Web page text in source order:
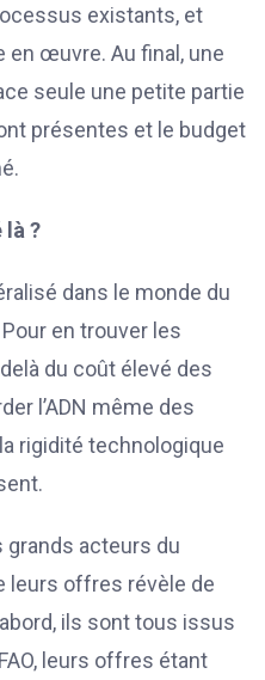
existants, et
en œuvre. Au final, une
seule une petite partie
présentes et le budget
là ?
dans le monde du
en trouver les
du coût élevé des
l’ADN même des
rigidité technologique
grands acteurs du
leurs offres révèle de
ils sont tous issus
leurs offres étant